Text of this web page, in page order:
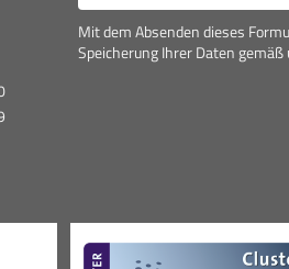
Mit dem Absenden dieses
Speicherung Ihrer Daten